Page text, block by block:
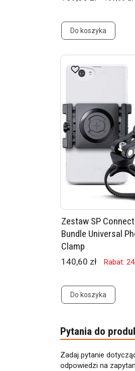
Do koszyka
Zestaw SP
Bundle Universal
Clamp
140,60 zł Rabat:
Do koszyka
Pytania do
Zadaj pytanie
odpowiedzi na